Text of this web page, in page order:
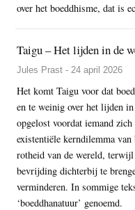
over het boeddhisme, dat is
Taigu – Het lijden in de
Jules Prast - 24 april 2026
Het komt Taigu voor dat
en te weinig over het lijden
opgelost voordat iemand
existentiële kerndilemma
rotheid van de wereld,
bevrijding dichterbij te
verminderen. In sommige
‘boeddhanatuur’ genoemd.